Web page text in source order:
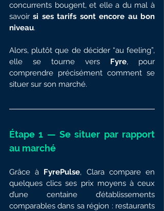
concurrents bougent, et elle a du mal à
savoir si ses tarifs sont encore au bon
niveau.
Alors, plutôt que de décider “au feeling”,
elle se tourne vers Fyre, pour
comprendre précisément comment se
situer sur son marché.
Étape 1 — Se situer par rapport
au marché
Grâce à FyrePulse, Clara compare en
quelques clics ses prix moyens à ceux
d’une centaine d’établissements
comparables dans sa région : restaurants